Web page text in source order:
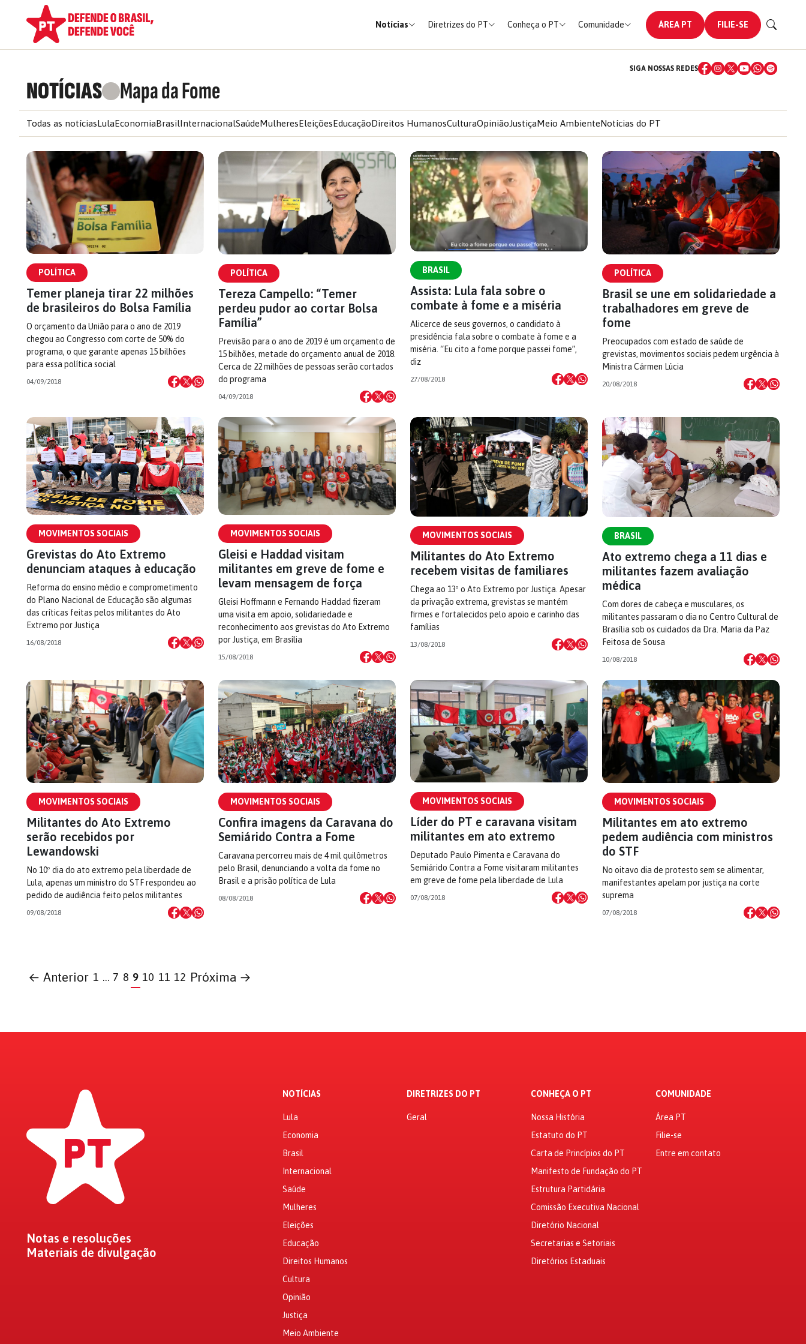
Notícias Diretrizes do PT Conheça o PT Comunidade ÁREA PT FILIE-SE
NOTÍCIAS Mapa da Fome
SIGA NOSSAS REDES
Todas as notíciasLulaEconomiaBrasilInternacionalSaúdeMulheresEleiçõesEducaçãoDireitos HumanosCulturaOpiniãoJustiçaMeio AmbienteNotícias do PT
POLÍTICA
Temer planeja tirar 22 milhões
de brasileiros do Bolsa Família
O orçamento da União para o ano de 2019
chegou ao Congresso com corte de 50% do
programa, o que garante apenas 15 bilhões
para essa política social
04/09/2018
POLÍTICA
Tereza Campello: “Temer
perdeu pudor ao cortar Bolsa
Família”
Previsão para o ano de 2019 é um orçamento de
15 bilhões, metade do orçamento anual de 2018.
Cerca de 22 milhões de pessoas serão cortados
do programa
04/09/2018
BRASIL
Assista: Lula fala sobre o
combate à fome e a miséria
Alicerce de seus governos, o candidato à
presidência fala sobre o combate à fome e a
miséria. “Eu cito a fome porque passei fome”,
diz
27/08/2018
POLÍTICA
Brasil se une em solidariedade a
trabalhadores em greve de
fome
Preocupados com estado de saúde de
grevistas, movimentos sociais pedem urgência à
Ministra Cármen Lúcia
20/08/2018
MOVIMENTOS SOCIAIS
Grevistas do Ato Extremo
denunciam ataques à educação
Reforma do ensino médio e comprometimento
do Plano Nacional de Educação são algumas
das críticas feitas pelos militantes do Ato
Extremo por Justiça
16/08/2018
MOVIMENTOS SOCIAIS
Gleisi e Haddad visitam
militantes em greve de fome e
levam mensagem de força
Gleisi Hoffmann e Fernando Haddad fizeram
uma visita em apoio, solidariedade e
reconhecimento aos grevistas do Ato Extremo
por Justiça, em Brasília
15/08/2018
MOVIMENTOS SOCIAIS
Militantes do Ato Extremo
recebem visitas de familiares
Chega ao 13º o Ato Extremo por Justiça. Apesar
da privação extrema, grevistas se mantém
firmes e fortalecidos pelo apoio e carinho das
famílias
13/08/2018
BRASIL
Ato extremo chega a 11 dias e
militantes fazem avaliação
médica
Com dores de cabeça e musculares, os
militantes passaram o dia no Centro Cultural de
Brasília sob os cuidados da Dra. Maria da Paz
Feitosa de Sousa
10/08/2018
MOVIMENTOS SOCIAIS
Militantes do Ato Extremo
serão recebidos por
Lewandowski
No 10º dia do ato extremo pela liberdade de
Lula, apenas um ministro do STF respondeu ao
pedido de audiência feito pelos militantes
09/08/2018
MOVIMENTOS SOCIAIS
Confira imagens da Caravana do
Semiárido Contra a Fome
Caravana percorreu mais de 4 mil quilômetros
pelo Brasil, denunciando a volta da fome no
Brasil e a prisão política de Lula
08/08/2018
MOVIMENTOS SOCIAIS
Líder do PT e caravana visitam
militantes em ato extremo
Deputado Paulo Pimenta e Caravana do
Semiárido Contra a Fome visitaram militantes
em greve de fome pela liberdade de Lula
07/08/2018
MOVIMENTOS SOCIAIS
Militantes em ato extremo
pedem audiência com ministros
do STF
No oitavo dia de protesto sem se alimentar,
manifestantes apelam por justiça na corte
suprema
07/08/2018
← Anterior 1 … 7 8 9 10 11 12 Próxima →
Notas e resoluções
Materiais de divulgação
NOTÍCIAS
Lula
Economia
Brasil
Internacional
Saúde
Mulheres
Eleições
Educação
Direitos Humanos
Cultura
Opinião
Justiça
Meio Ambiente
DIRETRIZES DO PT
Geral
CONHEÇA O PT
Nossa História
Estatuto do PT
Carta de Princípios do PT
Manifesto de Fundação do PT
Estrutura Partidária
Comissão Executiva Nacional
Diretório Nacional
Secretarias e Setoriais
Diretórios Estaduais
COMUNIDADE
Área PT
Filie-se
Entre em contato